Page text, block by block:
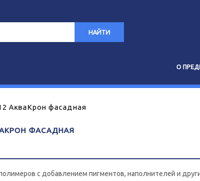
НАЙТИ
О
АкваКрон фасадная
ФАСАДНАЯ
с добавлением пигментов, наполнителей и